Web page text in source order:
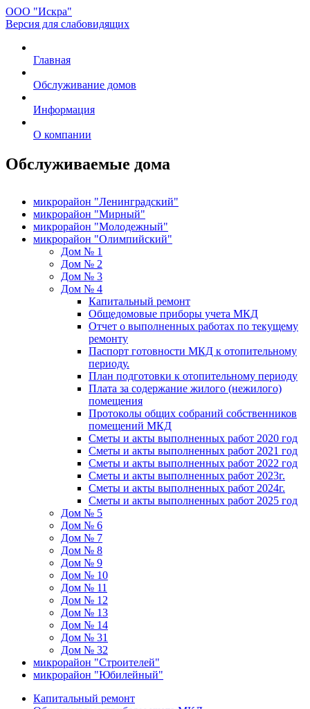
ООО "Искра"
Версия для слабовидящих
Главная
Обслуживание домов
Информация
О компании
Обслуживаемые дома
микрорайон "Ленинградский"
микрорайон "Мирный"
микрорайон "Молодежный"
микрорайон "Олимпийский"
Дом № 1
Дом № 2
Дом № 3
Дом № 4
Капитальный ремонт
Общедомовые приборы учета МКД
Отчет о выполненных работах по текущему
ремонту
Паспорт готовности МКД к отопительному
периоду.
План подготовки к отопительному периоду
Плата за содержание жилого (нежилого)
помещения
Протоколы общих собраний собственников
помещений МКД
Сметы и акты выполненных работ 2020 год
Сметы и акты выполненных работ 2021 год
Сметы и акты выполненных работ 2022 год
Сметы и акты выполненных работ 2023г.
Сметы и акты выполненных работ 2024г.
Сметы и акты выполненных работ 2025 год
Дом № 5
Дом № 6
Дом № 7
Дом № 8
Дом № 9
Дом № 10
Дом № 11
Дом № 12
Дом № 13
Дом № 14
Дом № 31
Дом № 32
микрорайон "Строителей"
микрорайон "Юбилейный"
Капитальный ремонт